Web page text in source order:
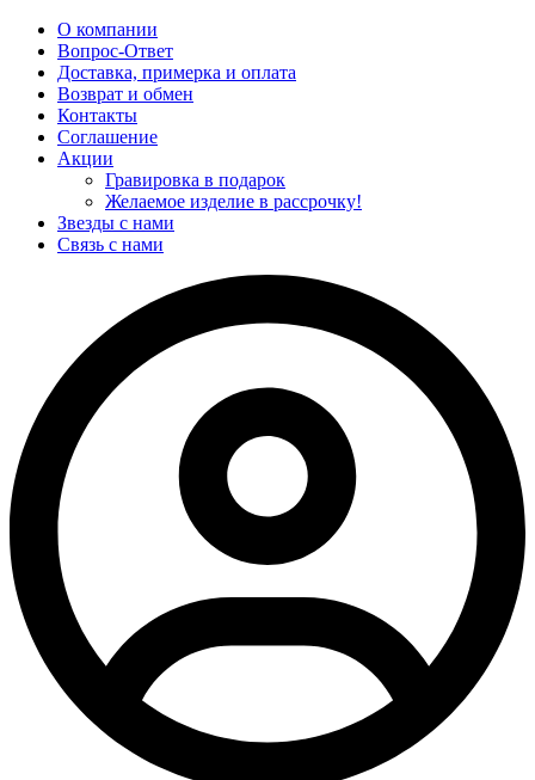
О компании
Вопрос-Ответ
Доставка, примерка и оплата
Возврат и обмен
Контакты
Соглашение
Акции
Гравировка в подарок
Желаемое изделие в рассрочку!
Звезды с нами
Связь с нами